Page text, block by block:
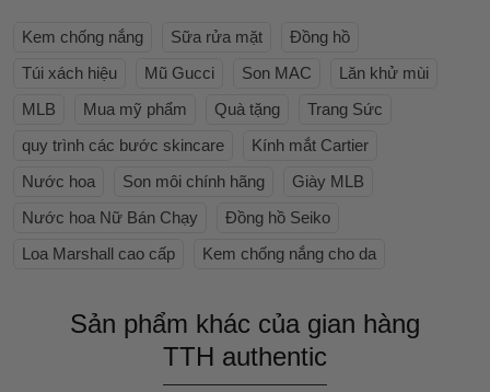
Kem chống nắng Sữa rửa mặt
Đồng hồ
Túi xách hiệu
Mũ Gucci Son MAC
Lăn khử mùi
MLB
Mua mỹ phẩm Quà tặng
Trang Sức
quy trình các bước skincare
Kính mắt Cartier
Nước hoa
Son môi chính hãng
Giày MLB
Nước hoa Nữ Bán Chạy
Đồng hồ Seiko
Loa Marshall cao cấp
Kem chống nắng cho da
Sản phẩm khác của gian hàng
TTH authentic